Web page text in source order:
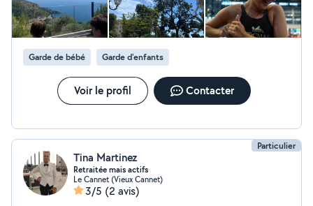
Garde de bébé Garde d'enfants
Voir le profil Contacter
Particulier
Tina Martinez
Retraitée mais actifs
Le Cannet (Vieux Cannet)
3/5 (2 avis)